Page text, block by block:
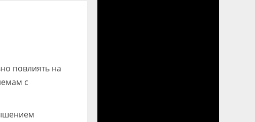
повлиять на
с